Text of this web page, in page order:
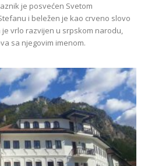
je posvećen Svetom
i beležen je kao crveno slovo
vrlo razvijen u srpskom narodu,
sa njegovim imenom.